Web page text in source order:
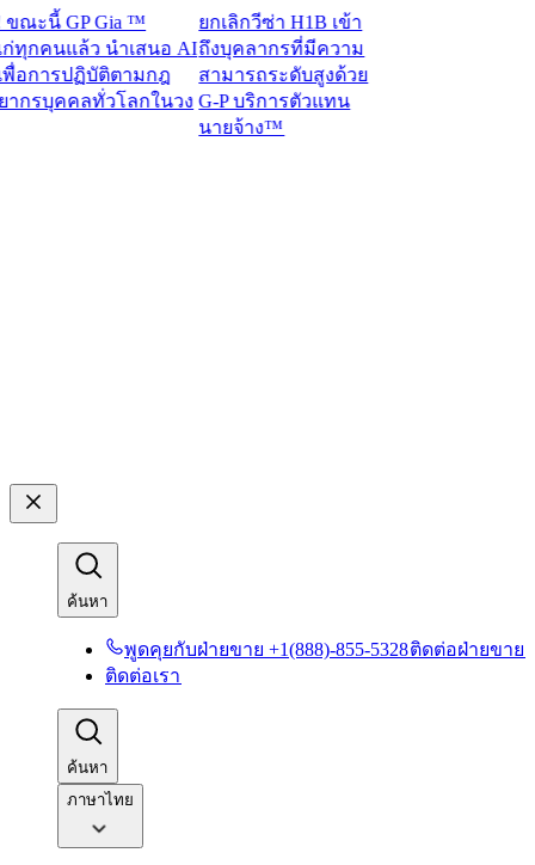
นี้ GP Gia ™
คนแล้ว นำเสนอ AI
ารปฏิบัติตามกฎ
บุคคลทั่วโลกในวง
ยกเลิกวีซ่า H1B เข้า
ถึงบุคลากรที่มีความ
สามารถระดับสูงด้วย
G-P บริการตัวแทน
นายจ้าง™​​
ค้นหา​​
พูดคุยกับฝ่ายขาย +1(888)-855-5328​​ติดต่อฝ่ายขาย​​
ติดต่อเรา​​
ค้นหา​​
ภาษาไทย